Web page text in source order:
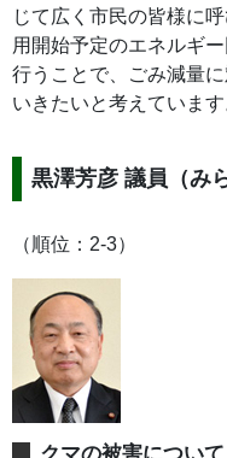
じて広く市民の皆様に
用開始予定のエネルギ
行うことで、ごみ減量
いきたいと考えています
黒澤芳彦 議員（み
（順位：2-3）
クマの被害について